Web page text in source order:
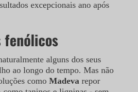
excepcionais ano após
fenólicos
alguns dos seus
ao longo do tempo. Mas não
como Madeva repor